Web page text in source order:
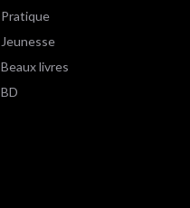
Pratique
Jeunesse
Beaux livres
BD